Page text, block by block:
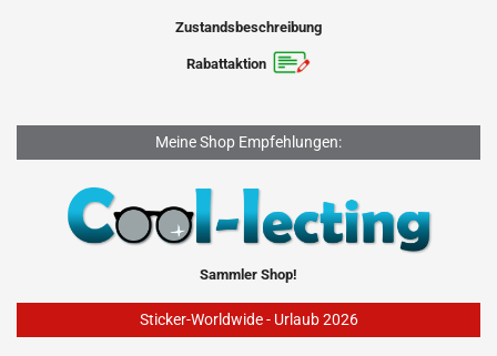
Zustandsbeschreibung
Rabattaktion
Meine Shop Empfehlungen:
Sammler Shop!
Sticker-Worldwide - Urlaub 2026